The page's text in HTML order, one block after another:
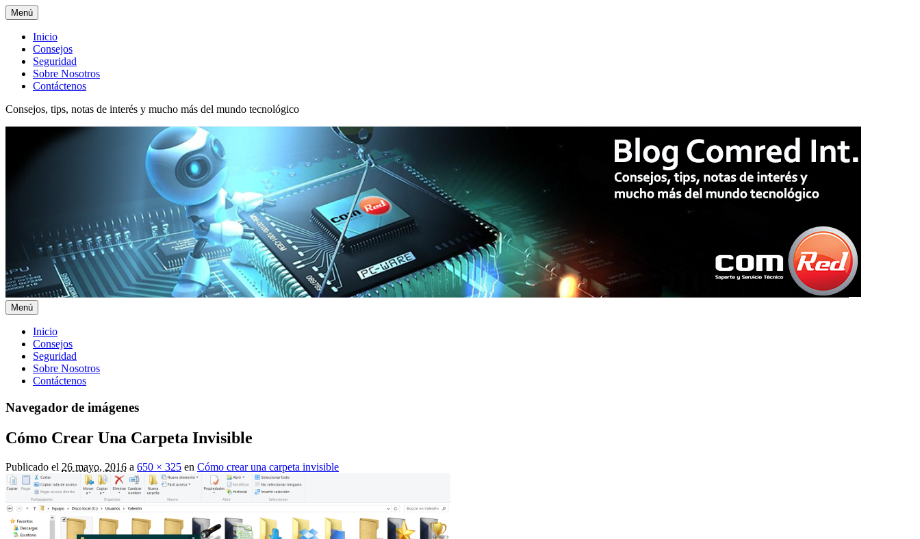
Menú
Menú
superior
Inicio
Consejos
Seguridad
Sobre Nosotros
Contáctenos
Consejos, tips, notas de interés y mucho más del mundo tecnológico
Menú
Menú
principal
Inicio
Consejos
Seguridad
Sobre Nosotros
Contáctenos
Navegador de imágenes
Cómo Crear Una Carpeta Invisible
Publicado el 26 mayo, 2016 a 650 × 325 en Cómo crear una carpeta invisible